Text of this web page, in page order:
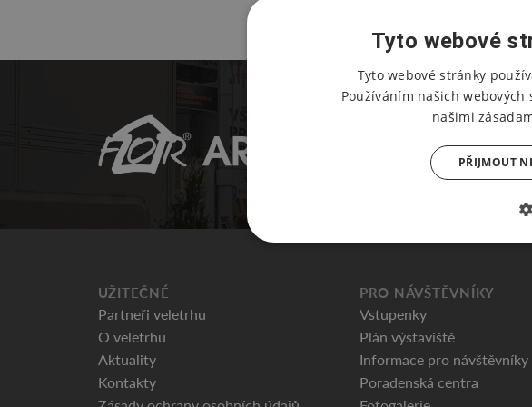
UŽITEČNÉ
Partneři veletrhu
O veletrhu
Aktuality
Kontakty
PRO NÁVŠTĚVNÍKY
Vstupenky
Plán výstaviště
Informace pro návštěvníky
Poradenská centra
Tyto webové
Tyto webové stránky
Používáním našich
našimi
PŘIJMOUT